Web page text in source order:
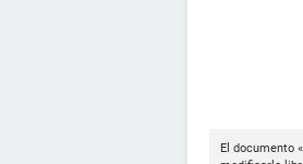
El documento